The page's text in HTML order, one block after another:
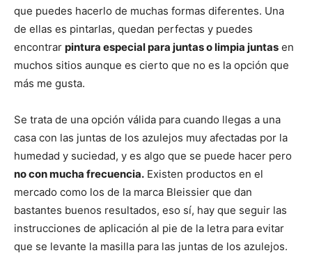
que puedes hacerlo de muchas formas diferentes. Una
de ellas es pintarlas, quedan perfectas y puedes
encontrar pintura especial para juntas o limpia juntas en
muchos sitios aunque es cierto que no es la opción que
más me gusta.
Se trata de una opción válida para cuando llegas a una
casa con las juntas de los azulejos muy afectadas por la
humedad y suciedad, y es algo que se puede hacer pero
no con mucha frecuencia. Existen productos en el
mercado como los de la marca Bleissier que dan
bastantes buenos resultados, eso sí, hay que seguir las
instrucciones de aplicación al pie de la letra para evitar
que se levante la masilla para las juntas de los azulejos.